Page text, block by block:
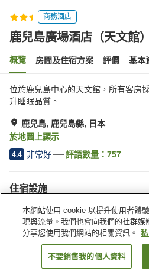
商務酒店
鹿兒島廣場酒店（天文館）
概覽 房間及住宿方案 評價 基本
位於鹿兒島中心的天文館，所有客房
升睡眠品質。
鹿兒島, 鹿兒島縣, 日本
於地圖上顯示
4.4 非常好 評語數量： 757
住宿設施
停車場
水
餐廳
找客房
本網站使用 cookie 以提升使用者體
現與流量。我們也會向我們的社群媒
分享您使用我們網站的相關資訊。
不要銷售我的個人資料